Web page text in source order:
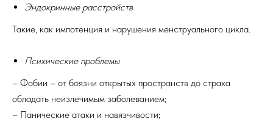
Эндокринные расстройств
Такие, как импотенция и нарушения менструального цикла.
Психические проблемы
– Фобии – от боязни открытых пространств до страха
обладать неизлечимым заболеванием;
– Панические атаки и навязчивости;